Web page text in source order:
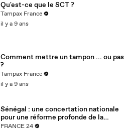
Qu'est-ce que le SCT ?
Tampax France
il y a 9 ans
Comment mettre un tampon ... ou pas
?
Tampax France
il y a 9 ans
Sénégal : une concertation nationale
pour une réforme profonde de la
justice
FRANCE 24